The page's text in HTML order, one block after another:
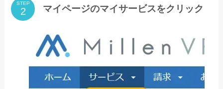
STEP
マイページのマイサービスをクリック